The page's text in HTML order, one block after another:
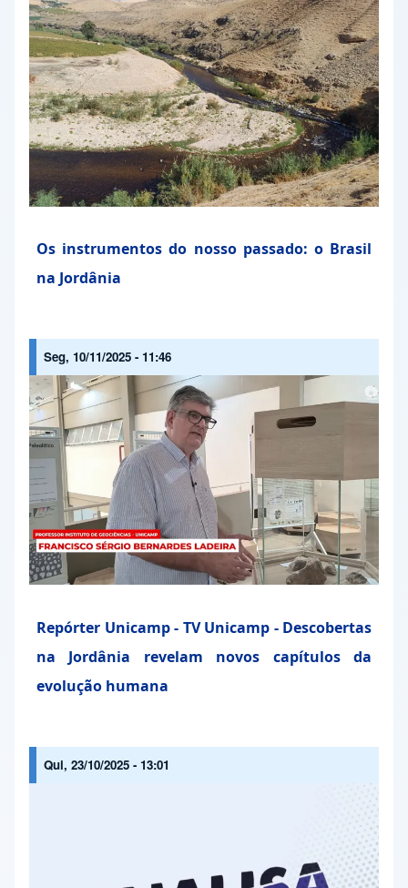
Os instrumentos do nosso passado: o Brasil
na Jordânia
Seg, 10/11/2025 - 11:46
Repórter Unicamp - TV Unicamp - Descobertas
na Jordânia revelam novos capítulos da
evolução humana
Qui, 23/10/2025 - 13:01